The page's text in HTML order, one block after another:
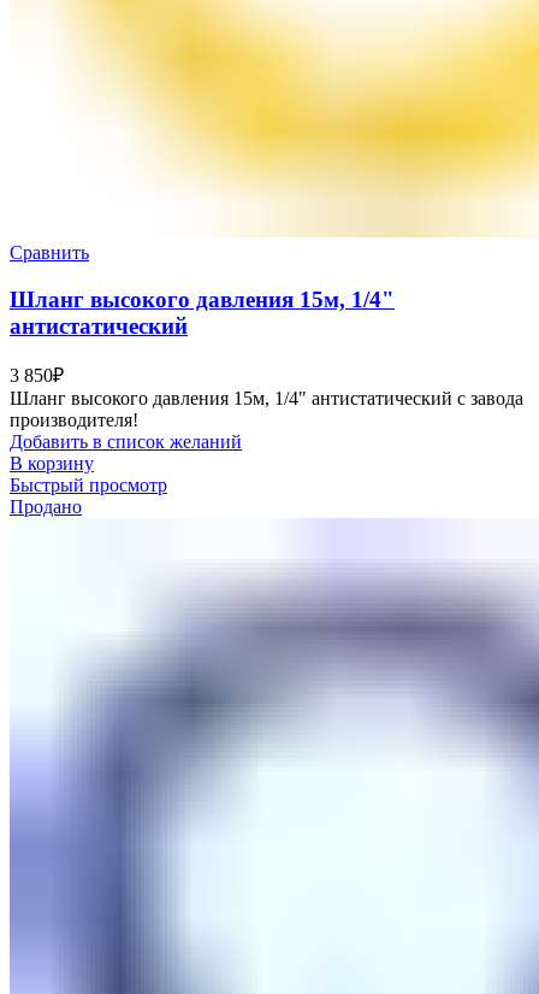
Сравнить
Шланг высокого давления 15м, 1/4"
антистатический
3 850₽
Шланг высокого давления 15м, 1/4" антистатический с завода
производителя!
Добавить в список желаний
В корзину
Быстрый просмотр
Продано